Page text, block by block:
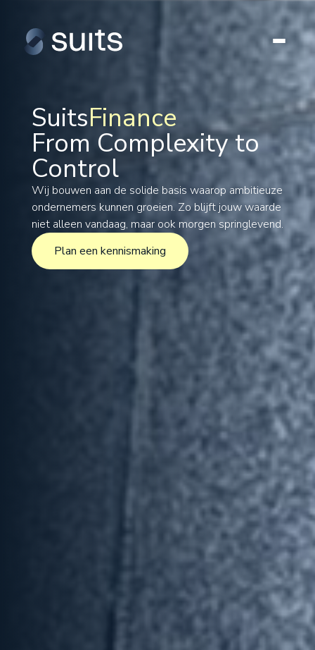
SuitsFinance
Tax
Legal
Formations
International
Projects
From Complexity to
Control
Wij bouwen aan de solide basis waarop ambitieuze
ondernemers kunnen groeien. Zo blijft jouw waarde
niet alleen vandaag, maar ook morgen springlevend.
Plan een kennismaking